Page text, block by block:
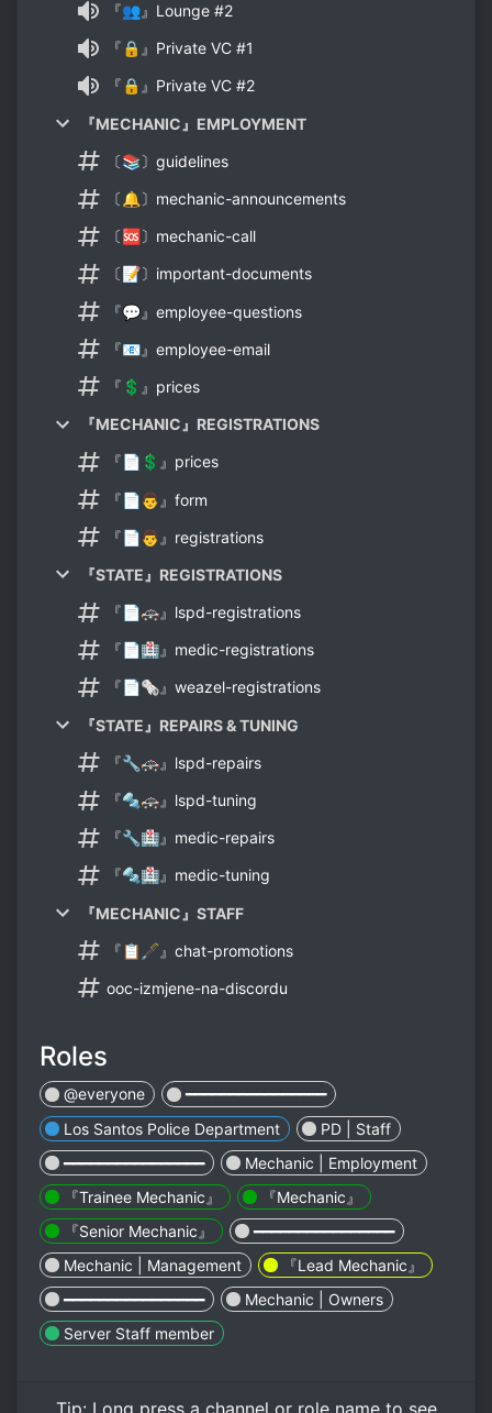
『👥』Lounge #2
『🔒』Private VC #1
『🔒』Private VC #2
『MECHANIC』EMPLOYMENT
〔📚〕guidelines
〔🔔〕mechanic-announcements
〔🆘〕mechanic-call
〔📝〕important-documents
『💬』employee-questions
『📧』employee-email
『💲』prices
『MECHANIC』REGISTRATIONS
『📄💲』prices
『📄👨』form
『📄👨』registrations
『STATE』REGISTRATIONS
『📄🚓』lspd-registrations
『📄🏥』medic-registrations
『📄🗞』weazel-registrations
『STATE』REPAIRS & TUNING
『🔧🚓』lspd-repairs
『🔩🚓』lspd-tuning
『🔧🏥』medic-repairs
『🔩🏥』medic-tuning
『MECHANIC』STAFF
『📋🖋』chat-promotions
ooc-izmjene-na-discordu
Roles
@everyone
━━━━━━━━━━━━━━━━
Los Santos Police Department
PD | Staff
━━━━━━━━━━━━━━━━
Mechanic | Employment
『Trainee Mechanic』
『Mechanic』
『Senior Mechanic』
━━━━━━━━━━━━━━━━
Mechanic | Management
『Lead Mechanic』
━━━━━━━━━━━━━━━━
Mechanic | Owners
Server Staff member